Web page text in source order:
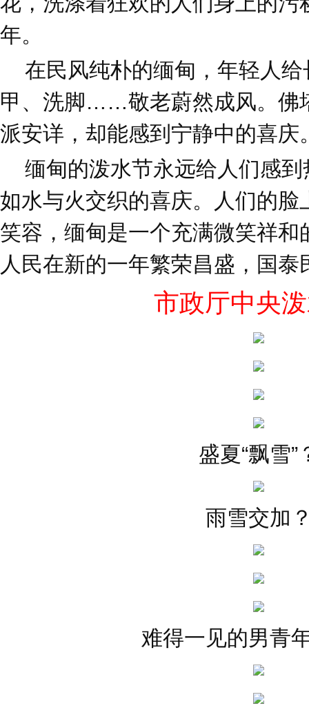
年。
在民风纯朴的缅甸，年轻人给
甲、洗脚……敬老蔚然成风。佛
派安详，却能感到宁静中的喜庆
缅甸的泼水节永远给人们感到
如水与火交织的喜庆。人们的脸
笑容，缅甸是一个充满微笑祥
人民在新的一年繁荣昌盛，国泰
市政厅中央
盛夏“飘雪”
雨雪交加
难得一见的男青